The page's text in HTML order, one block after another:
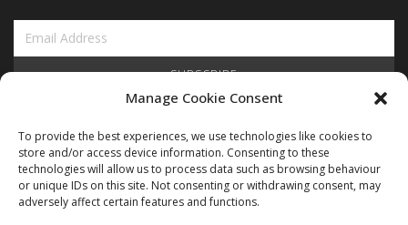
Manage Cookie Consent
To provide the best experiences, we use technologies like cookies to
store and/or access device information. Consenting to these
technologies will allow us to process data such as browsing behaviour
or unique IDs on this site. Not consenting or withdrawing consent, may
adversely affect certain features and functions.
SUBSCRIBE
View Our Blog